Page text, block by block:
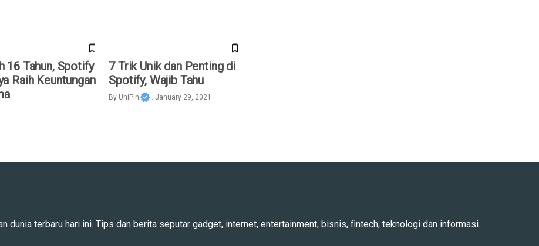
16 Tahun, Spotify
Raih Keuntungan
7 Trik Unik dan Penting di
Spotify, Wajib Tahu
By UniPin . January 29, 2021
dunia terbaru hari ini. Tips dan berita seputar gadget, internet, entertainment, bisnis, fintech, teknologi dan informasi.